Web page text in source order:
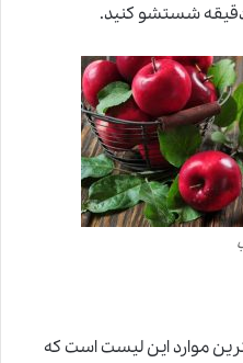
موارد این لیست است که